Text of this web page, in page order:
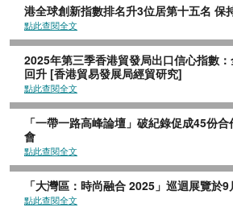
港全球創新指數排名升3位居第十五名 保
點此查閱全文
2025年第三季香港貿發局出口信心指數
回升 [香港貿易發展局經貿研究]
點此查閱全文
「一帶一路高峰論壇」破紀錄促成45份
會
點此查閱全文
「大灣區：時尚融合 2025」巡迴展覽於
點此查閱全文